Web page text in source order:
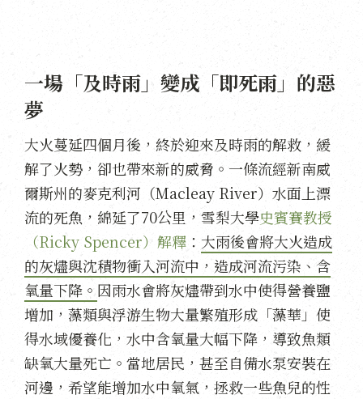
一場「及時雨」變成「即死雨」的惡
夢
大火蔓延四個月後，終於迎來及時雨的解救，緩
解了火勢，卻也帶來新的威脅。一條流經新南威
爾斯州的麥克利河（Macleay River）水面上漂
流的死魚，綿延了70公里，雪梨大學史賓賽教授
（Ricky Spencer）解釋 ： 大雨後會將大火造成
的灰燼與沈積物衝入河流中，造成河流污染、含
氧量下降。 因雨水會將灰燼帶到水中使得營養鹽
增加，藻類與浮游生物大量繁殖形成「藻華」使
得水域優養化，水中含氧量大幅下降，導致魚類
缺氧大量死亡。當地居民，甚至自備水泵安裝在
河邊，希望能增加水中氧氣，拯救一些魚兒的性